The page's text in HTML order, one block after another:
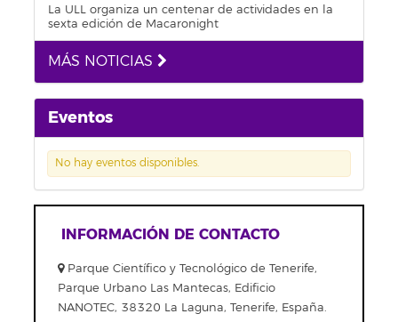
La ULL organiza un centenar de actividades en la
sexta edición de Macaronight
MÁS NOTICIAS
Eventos
No hay eventos disponibles.
INFORMACIÓN DE CONTACTO
Parque Científico y Tecnológico de Tenerife,
Parque Urbano Las Mantecas, Edificio
NANOTEC, 38320 La Laguna, Tenerife, España.